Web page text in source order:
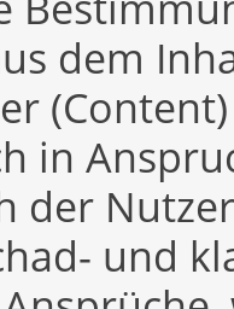
dem
in
der
und